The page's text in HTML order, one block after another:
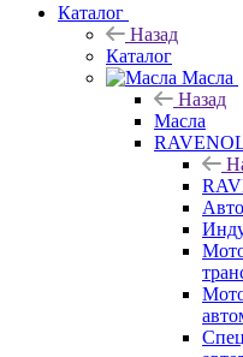
Каталог
Назад
Каталог
Масла
Назад
Масла